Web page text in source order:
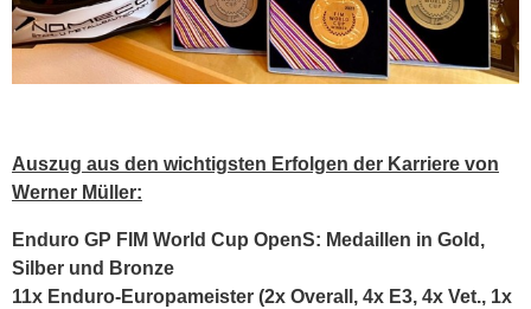
Auszug aus den wichtigsten Erfolgen der Karriere von
Werner Müller:
Enduro GP FIM World Cup OpenS: Medaillen in Gold,
Silber und Bronze
11x Enduro-Europameister (2x Overall, 4x E3, 4x Vet., 1x